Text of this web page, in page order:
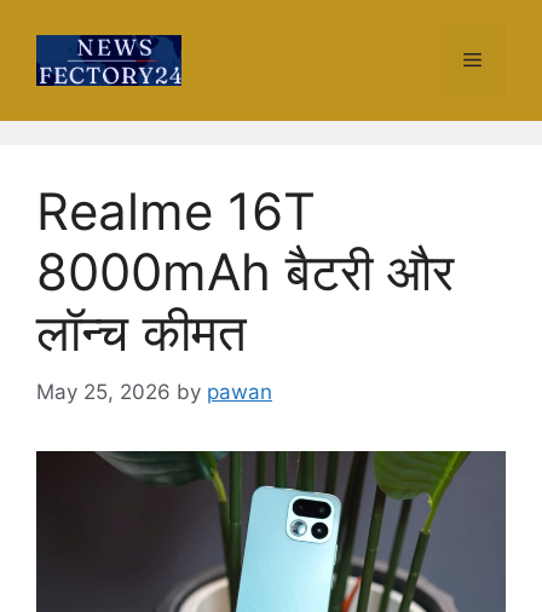
content
Menu
Realme 16T
8000mAh बैटरी और
लॉन्च कीमत
May 25, 2026 by pawan